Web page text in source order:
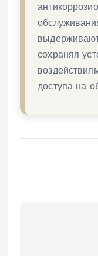
сохраняя
доступа на